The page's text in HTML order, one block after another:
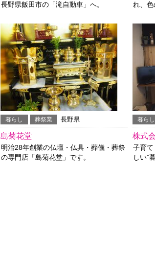
長野県飯田市の「滝自動車」へ。
れ、色
暮らし 葬祭業 長野県
島菊花堂
明治28年創業の仏壇・仏具・葬儀・葬祭
の専門店「島菊花堂」です。
暮らし
株式
子育て
しい”